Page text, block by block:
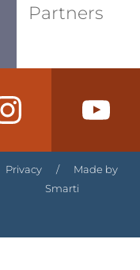
Partners
Privacy / Made by
Smarti